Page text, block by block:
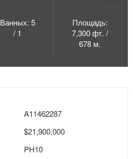
Ванных: 5
/ 1
Площадь:
7,300 фт. /
678 м.
A11462287
$21,900,000
PH10